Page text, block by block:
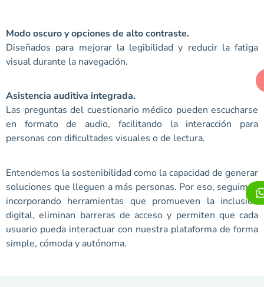
Modo oscuro y opciones de alto contraste.
Diseñados para mejorar la legibilidad y reducir la fatiga
visual durante la navegación.
Asistencia auditiva integrada.
Las preguntas del cuestionario médico pueden escucharse
en formato de audio, facilitando la interacción para
personas con dificultades visuales o de lectura.
Entendemos la sostenibilidad como la capacidad de generar
soluciones que lleguen a más personas. Por eso, seguimos
incorporando herramientas que promueven la inclusión
digital, eliminan barreras de acceso y permiten que cada
usuario pueda interactuar con nuestra plataforma de forma
simple, cómoda y autónoma.